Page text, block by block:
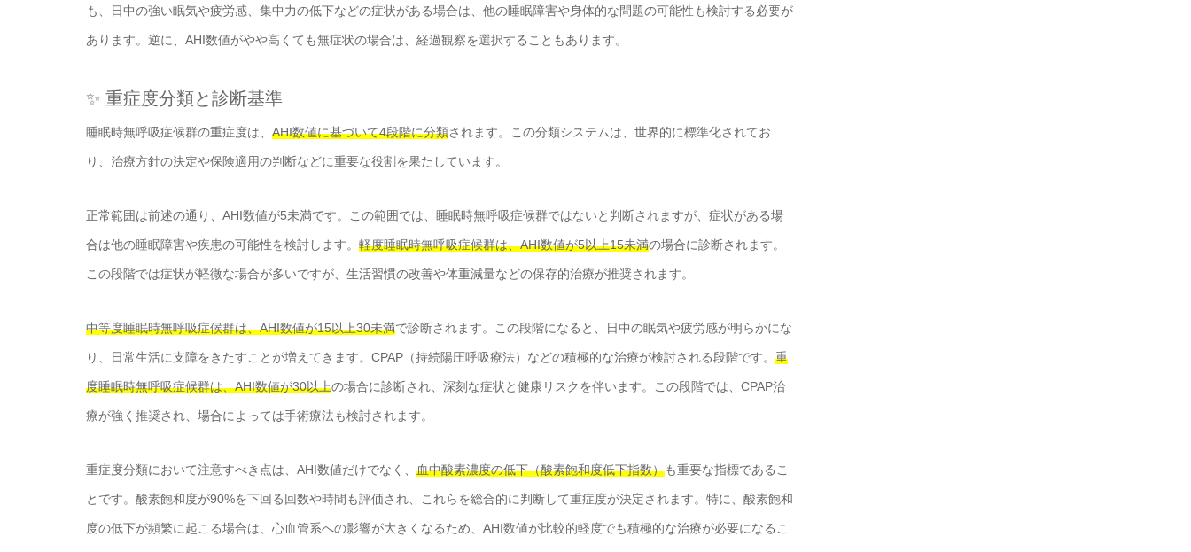
も、日中の強い眠気や疲労感、集中力の低下などの症状がある場合は、他の睡眠障害や身体的な問題の可能性も検討する必要が
あります。逆に、AHI数値がやや高くても無症状の場合は、経過観察を選択することもあります。
✨ 重症度分類と診断基準
睡眠時無呼吸症候群の重症度は、 AHI数値に基づいて4段階に分類されます。この分類システムは、世界的に標準化されてお
り、治療方針の決定や保険適用の判断などに重要な役割を果たしています。
正常範囲は前述の通り、AHI数値が5未満です。この範囲では、睡眠時無呼吸症候群ではないと判断されますが、症状がある場
合は他の睡眠障害や疾患の可能性を検討します。 軽度睡眠時無呼吸症候群は、AHI数値が5以上15未満の場合に診断されます。
この段階では症状が軽微な場合が多いですが、生活習慣の改善や体重減量などの保存的治療が推奨されます。
中等度睡眠時無呼吸症候群は、AHI数値が15以上30未満で診断されます。この段階になると、日中の眠気や疲労感が明らかにな
り、日常生活に支障をきたすことが増えてきます。CPAP（持続陽圧呼吸療法）などの積極的な治療が検討される段階です。 重
度睡眠時無呼吸症候群は、AHI数値が30以上の場合に診断され、深刻な症状と健康リスクを伴います。この段階では、CPAP治
療が強く推奨され、場合によっては手術療法も検討されます。
重症度分類において注意すべき点は、AHI数値だけでなく、 血中酸素濃度の低下（酸素飽和度低下指数）も重要な指標であるこ
とです。酸素飽和度が90%を下回る回数や時間も評価され、これらを総合的に判断して重症度が決定されます。特に、酸素飽和
度の低下が頻繁に起こる場合は、心血管系への影響が大きくなるため、AHI数値が比較的軽度でも積極的な治療が必要になるこ